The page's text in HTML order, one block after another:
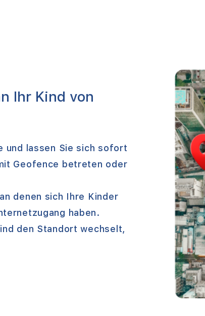
Ihr Kind von
und lassen Sie sich sofort
Geofence betreten oder
denen sich Ihre Kinder
haben.
den Standort wechselt,